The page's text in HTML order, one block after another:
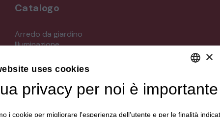
Catalogo
Arredo da giardino
Illuminazione
Mobili
Oggettistica
Orologeria
Quadri stampe
DEFAULT LANGUAGE
ITALIAN
×
uses cookies
privacy per noi è importante
i cookie per migliorare l'esperienza dell'utente e per le finalità